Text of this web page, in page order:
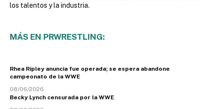
los talentos y la industria.
MÁS EN PRWRESTLING:
Rhea Ripley anuncia fue operada; se espera abandone
campeonato de la WWE
08/06/2026
Becky Lynch censurada por la WWE